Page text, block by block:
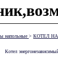
напольные > КОТЕЛ
Котел